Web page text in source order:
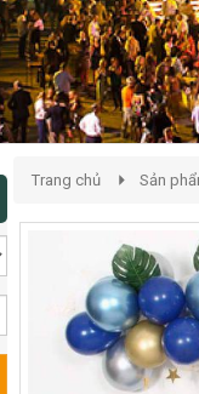
Trang chủ Sản